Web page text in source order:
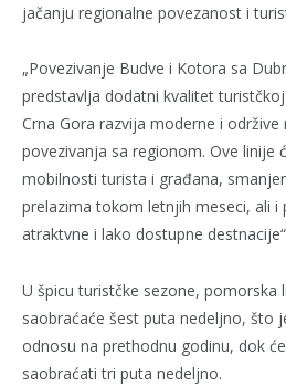
jačanju regionalne povezanost i
„Povezivanje Budve i Kotora sa
predstavlja dodatni kvalitet
Crna Gora razvija moderne i
povezivanja sa regionom. Ove linije
mobilnosti turista i građana,
prelazima tokom letnjih meseci, ali i
atraktvne i lako dostupne
U špicu turistčke sezone, pomorska
saobraćaće šest puta nedeljno, što
odnosu na prethodnu godinu, dok
saobraćati tri puta nedeljno.